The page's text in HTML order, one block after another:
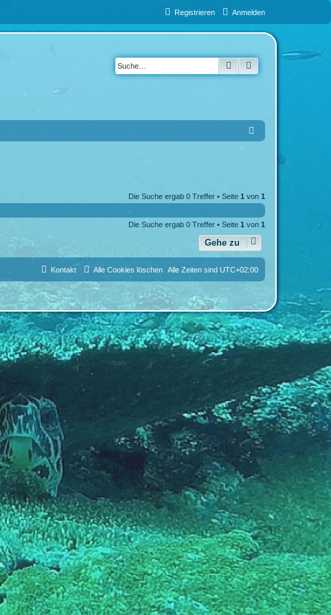
Anmelden
Registrieren
Suche
e
Die Suche ergab 0 Treffer • Seite 1 von 1
Die Suche ergab 0 Treffer • Seite 1 von 1
Gehe zu
Alle Zeiten sind UTC+02:00
Alle Cookies löschen
Kontakt